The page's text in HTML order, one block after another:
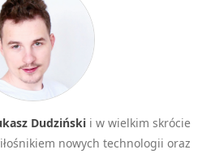
Dudzińskii w wielkim skrócie
nowych technologii oraz